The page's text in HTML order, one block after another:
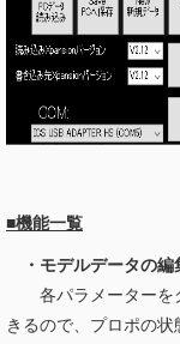
■機能一覧
・モデルデータの編
各パラメーターを
きるので、プロポの